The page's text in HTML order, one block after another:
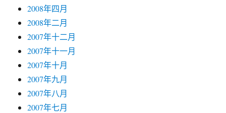
2008年四月
2008年二月
2007年十二月
2007年十一月
2007年十月
2007年九月
2007年八月
2007年七月